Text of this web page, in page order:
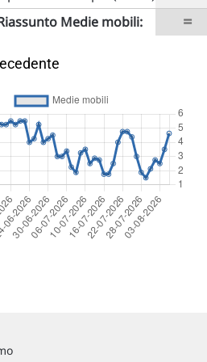
Medie mobili: =